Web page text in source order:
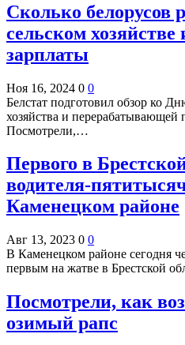
Сколько белорусов
сельском
зарплаты
Ноя 16, 2024 0 0
Белстат подготовил обзор ко
хозяйства и
Посмотрели,…
Первого в
водителя-
Каменецком районе
Авг 13, 2023 0 0
В Каменецком районе сегодня
первым на жатве в Брестской
Посмотрели, как
озимый рапс